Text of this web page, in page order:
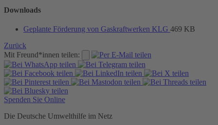
Downloads
Geplante Förderung von Gaskraftwerken KLG 469 KB
Zurück
Mit Freund*innen teilen:
Spenden Sie Online
Die Deutsche Umwelthilfe im Netz